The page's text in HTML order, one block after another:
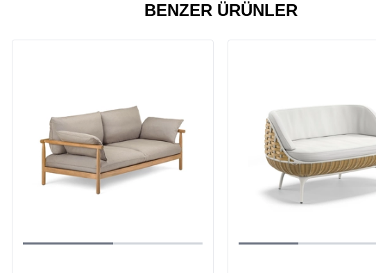
BENZER ÜRÜNLER